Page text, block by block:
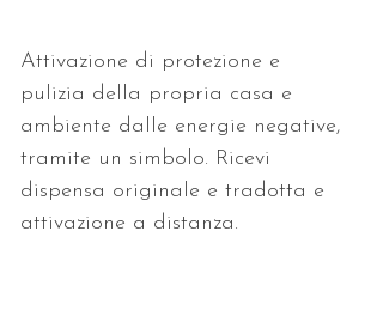
Attivazione di protezione e
pulizia della propria casa e
ambiente dalle energie negative,
tramite un simbolo. Ricevi
dispensa originale e tradotta e
attivazione a distanza.